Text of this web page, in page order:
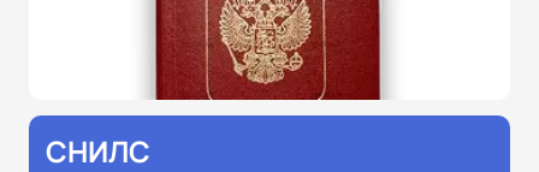
СНИЛС